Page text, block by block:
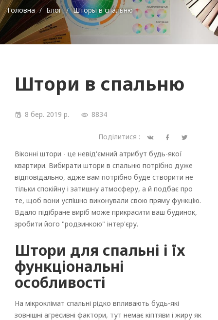
Головна Блог Шторы в спальню
Штори в спальню
8 бер. 2019 р. 8834
Поділитися :
Віконні штори - це невід'ємний атрибут будь-якої
квартири. Вибирати штори в спальню потрібно дуже
відповідально, адже вам потрібно буде створити не
тільки спокійну і затишну атмосферу, а й подбає про
те, щоб вони успішно виконували свою пряму функцію.
Вдало підібране виріб може прикрасити ваш будинок,
зробити його "родзинкою" інтер'єру.
Штори для спальні і їх
функціональні
особливості
На мікроклімат спальні рідко впливають будь-які
зовнішні агресивні фактори, тут немає кіптяви і жиру як